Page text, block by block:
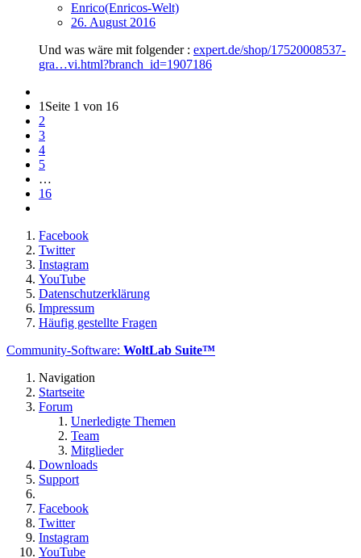
Enrico(Enricos-Welt)
26. August 2016
Und was wäre mit folgender : expert.de/shop/17520008537-
gra…vi.html?branch_id=1907186
1 Seite 1 von 16
2
3
4
5
…
16
Facebook
Twitter
Instagram
YouTube
Datenschutzerklärung
Impressum
Häufig gestellte Fragen
Community-Software: WoltLab Suite™
Navigation
Startseite
Forum
Unerledigte Themen
Team
Mitglieder
Downloads
Support
Facebook
Twitter
Instagram
YouTube